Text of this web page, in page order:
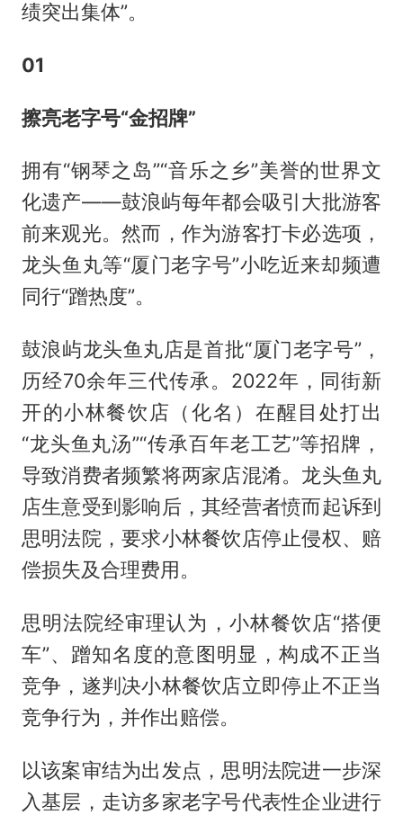
绩突出集体”。
01
擦亮老字号“金招牌”
拥有“钢琴之岛”“音乐之乡”美誉的世界文
化遗产——鼓浪屿每年都会吸引大批游客
前来观光。然而，作为游客打卡必选项，
龙头鱼丸等“厦门老字号”小吃近来却频遭
同行“蹭热度”。
鼓浪屿龙头鱼丸店是首批“厦门老字号”，
历经70余年三代传承。2022年，同街新
开的小林餐饮店（化名）在醒目处打出
“龙头鱼丸汤”“传承百年老工艺”等招牌，
导致消费者频繁将两家店混淆。龙头鱼丸
店生意受到影响后，其经营者愤而起诉到
思明法院，要求小林餐饮店停止侵权、赔
偿损失及合理费用。
思明法院经审理认为，小林餐饮店“搭便
车”、蹭知名度的意图明显，构成不正当
竞争，遂判决小林餐饮店立即停止不正当
竞争行为，并作出赔偿。
以该案审结为出发点，思明法院进一步深
入基层，走访多家老字号代表性企业进行